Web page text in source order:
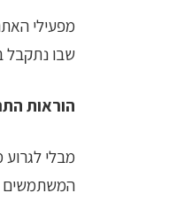
מפעילי
שבו נתקבל
הוראות
מבלי
המשתמשים